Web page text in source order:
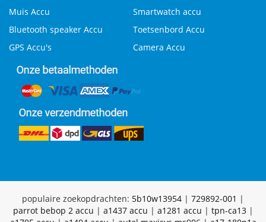
Muis Accu
Smartwatch accu
Bluetooth speaker Accu
Toetsenbord Accu
GPS Accu's
Camera Accu
populaire zoekopdrachten: 5b10w13954 | 729892-001 |
parrot bebop 2 accu | a1437 accu | a1281 accu | tpn-ca13|